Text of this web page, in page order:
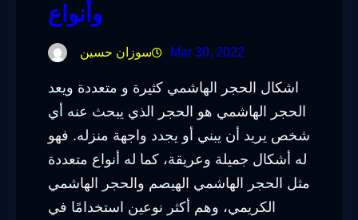
وأنواع
سوزان حسين Mar 30, 2022
اشكال الحجر الهاشمي كثيرة و متعددة ويعد
الحجر الهاشمي هو الحجر الذي يبحث عنه أي
شخص يريد أن يبني أو يجدد واجهة منزله. فهو
له أشكال جميلة وعريقة، كما له أنواع متعددة
مثل الحجر الهاشمي الهيصم والحجر الهاشمي
الكريمي، وهم أكثر نوعين استخدامًا في